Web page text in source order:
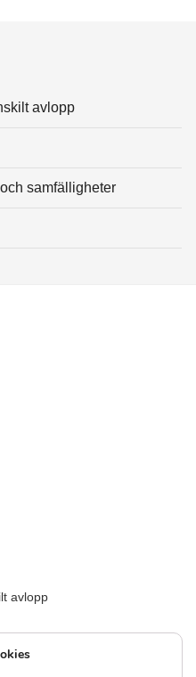
avlopp
samfälligheter
avlopp